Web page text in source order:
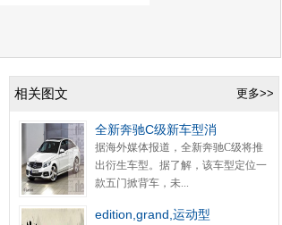
更多>>
相关图文
全新奔驰C级新车型消
据海外媒体报道，全新奔驰C级将推
出衍生车型。据了解，该车型定位一
款五门掀背车，未...
edition,grand,运动型